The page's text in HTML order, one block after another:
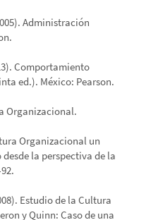
Administración
Comportamiento
ed.). México: Pearson.
Organizacional.
Organizacional un
la perspectiva de la
Estudio de la Cultura
y Quinn: Caso de una